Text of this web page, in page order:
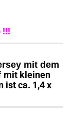
!!!
mit dem
mit kleinen
ist ca. 1,4 x